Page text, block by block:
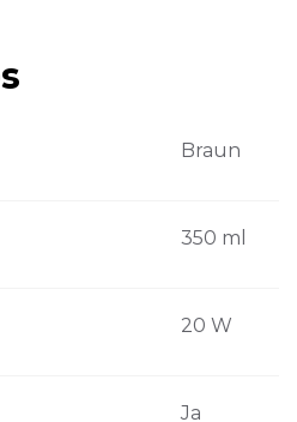
Braun
350 ml
20 W
Ja